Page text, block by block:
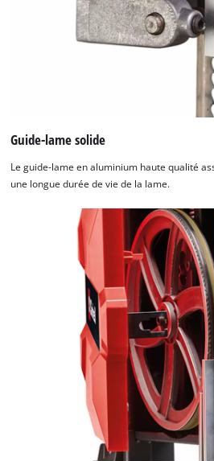
Guide-lame solide
Le guide-lame en aluminium haute qualité
une longue durée de vie de la lame.